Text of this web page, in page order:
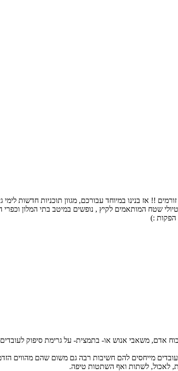
!! אז בנינו במיוחד עבורכם, מגוון תוכניות חדשות
שטח המותאמים לקיץ , נופשים במיטב בתי המלון וכפרי
הפקות :)
כוח אדם, משאבי אנוש או- בתמצית- על גרימת סיפוק
מייחסים להם חשיבות רבה גם משום שהם מהווים
לאכול, לשתות ואף השתטות טיפה.